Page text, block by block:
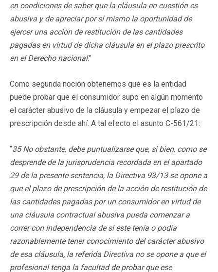
en condiciones de saber que la cláusula en cuestión es
abusiva y de apreciar por sí mismo la oportunidad de
ejercer una acción de restitución de las cantidades
pagadas en virtud de dicha cláusula en el plazo prescrito
en el Derecho nacional.”
Como segunda noción obtenemos que es la entidad
puede probar que el consumidor supo en algún momento
el carácter abusivo de la cláusula y empezar el plazo de
prescripción desde ahí. A tal efecto el asunto C-561/21:
“35 No obstante, debe puntualizarse que, si bien, como se
desprende de la jurisprudencia recordada en el apartado
29 de la presente sentencia, la Directiva 93/13 se opone a
que el plazo de prescripción de la acción de restitución de
las cantidades pagadas por un consumidor en virtud de
una cláusula contractual abusiva pueda comenzar a
correr con independencia de si este tenía o podía
razonablemente tener conocimiento del carácter abusivo
de esa cláusula, la referida Directiva no se opone a que el
profesional tenga la facultad de probar que ese